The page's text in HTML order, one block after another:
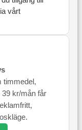
vårt
timmedel,
39 kr/mån får